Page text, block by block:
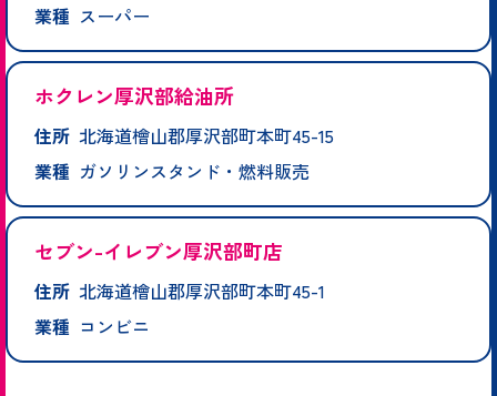
業種 スーパー
ホクレン厚沢部給油所
住所 北海道檜山郡厚沢部町本町45-15
業種 ガソリンスタンド・燃料販売
セブン-イレブン厚沢部町店
住所 北海道檜山郡厚沢部町本町45-1
業種 コンビニ